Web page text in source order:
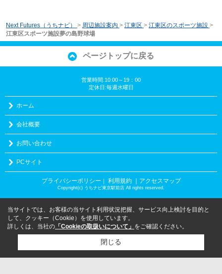
Next Futures（うちナビ） > 周辺施設案内 > 江東区 > 江東区のスポーツ施設 >
江東区スポーツ施設夢の島野球場
ページトップに戻る
営業時間:10:00～19：00
定休日:毎週水曜日
ホーム
会社概要
お問い合わせ
PCサイト
プライバシーポリシー ｜ 利用規約 ｜アクセスマップ
Copyright(c) うちナビ東京駅前店 All rights reserved.
当サイトでは、お客様の当サイト利用状況把握、サービス向上検討を目的と
して、クッキー（Cookie）を使用しています。
詳しくは、当社の 「Cookieの取扱いについて」 をご確認ください。
閉じる